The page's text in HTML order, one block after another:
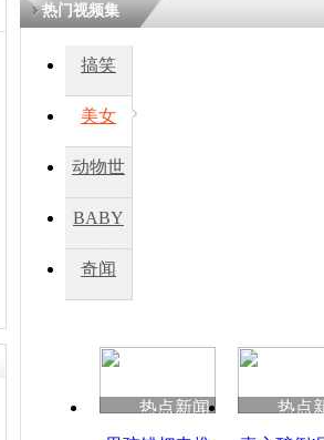
瘑灞€
热门视频集
搞笑
美女
动物世
BABY
秀
奇闻
热点新闻
热点